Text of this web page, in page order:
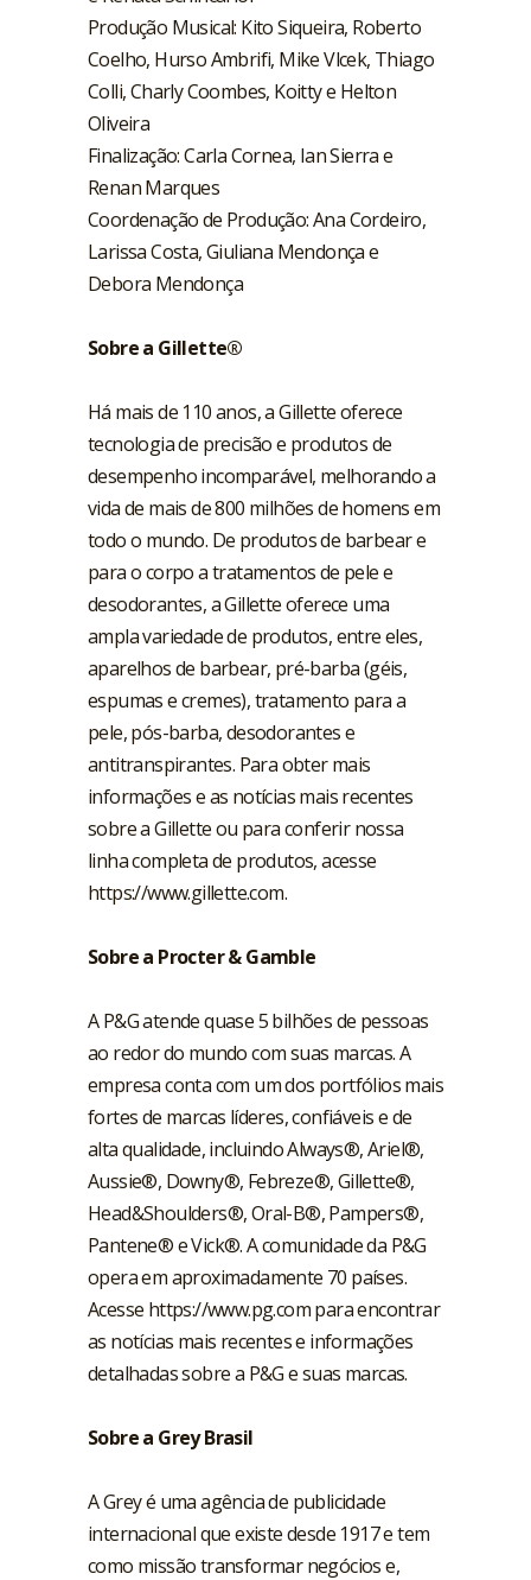
Produção Musical: Kito Siqueira, Roberto
Coelho, Hurso Ambrifi, Mike Vlcek, Thiago
Colli, Charly Coombes, Koitty e Helton
Oliveira
Finalização: Carla Cornea, Ian Sierra e
Renan Marques
Coordenação de Produção: Ana Cordeiro,
Larissa Costa, Giuliana Mendonça e
Debora Mendonça
Sobre a Gillette®
Há mais de 110 anos, a Gillette oferece
tecnologia de precisão e produtos de
desempenho incomparável, melhorando a
vida de mais de 800 milhões de homens em
todo o mundo. De produtos de barbear e
para o corpo a tratamentos de pele e
desodorantes, a Gillette oferece uma
ampla variedade de produtos, entre eles,
aparelhos de barbear, pré-barba (géis,
espumas e cremes), tratamento para a
pele, pós-barba, desodorantes e
antitranspirantes. Para obter mais
informações e as notícias mais recentes
sobre a Gillette ou para conferir nossa
linha completa de produtos, acesse
https://www.gillette.com.
Sobre a Procter & Gamble
A P&G atende quase 5 bilhões de pessoas
ao redor do mundo com suas marcas. A
empresa conta com um dos portfólios mais
fortes de marcas líderes, confiáveis e de
alta qualidade, incluindo Always®, Ariel®,
Aussie®, Downy®, Febreze®, Gillette®,
Head&Shoulders®, Oral-B®, Pampers®,
Pantene® e Vick®. A comunidade da P&G
opera em aproximadamente 70 países.
Acesse https://www.pg.compara encontrar
as notícias mais recentes e informações
detalhadas sobre a P&G e suas marcas.
Sobre a Grey Brasil
A Grey é uma agência de publicidade
internacional que existe desde 1917 e tem
como missão transformar negócios e,